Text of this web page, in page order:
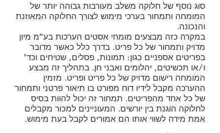
סוג נוסף של חלוקה משלב מעורבות גבוהה יותר של
המומחה ותמחור בערכי מימוש לצורך החלוקה המאוזנת
והנכונה.
במקרה כזה מבצעים מומחי אסטים הערכות בע"מ מיון
מדויק ותמחור של כל פריט. בדרך כלל כאשר מדובר
בפריטים אספניים כגון: תמונות, פסלים, שטיחים וכד'
ו/או תכשיטים, יהלומים ואבני חן. בתהליך זה מבצע
המומחה רישום מדויק של כל פריט ופריט. מזמין
ההערכה מקבל לידיו דוח מפורט בו תיאור פרטני ותמחור
של כל אחד מהפריטים. תמחור זה יכול להוות בסיס
לחלוקה הוגנת בין יורשים. המעוניינים למכור מקבלים
אמת מידה לשווי אותו הם אמורים לקבל בעת מימוש.